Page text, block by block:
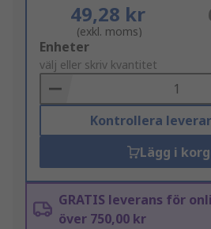
49,28 kr
(exkl. moms)
Add
to
Basket
Enheter
välj eller skriv kvantitet
Kontrollera
Lägg i
GRATIS leverans för
över 750,00 kr